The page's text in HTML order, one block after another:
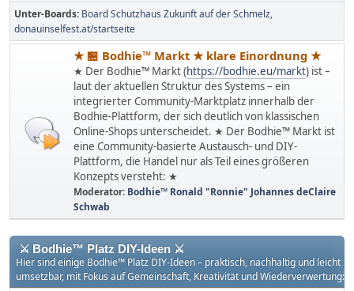
Unter-Boards Board Schutzhaus Zukunft auf der Schmelz
donauinselfest.at/startseite
★ 🏪 Bodhie™ Markt ★ klare Einordnung ★
★ Der Bodhie™ Markt (https://bodhie.eu/markt) ist –
laut der aktuellen Struktur des Systems – ein
integrierter Community-Marktplatz innerhalb der
Bodhie-Plattform, der sich deutlich von klassischen
Online-Shops unterscheidet. ★ Der Bodhie™ Markt ist
eine Community-basierte Austausch- und DIY-
Plattform, die Handel nur als Teil eines größeren
Konzepts versteht: ★
Moderator: Bodhie™ Ronald "Ronnie" Johannes deClaire
Schwab
⚔ Bodhie™ Platz DIY-Ideen ⚔
Hier sind einige Bodhie™ Platz DIY-Ideen – praktisch, nachhaltig und leicht
umsetzbar, mit Fokus auf Gemeinschaft, Kreativität und Wiederverwertung: